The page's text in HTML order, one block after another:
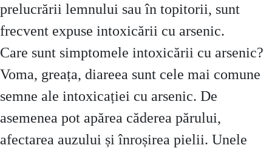
prelucrării lemnului sau în topitorii, sunt
frecvent expuse intoxicării cu arsenic.
Care sunt simptomele intoxicării cu arsenic?
Voma, greața, diareea sunt cele mai comune
semne ale intoxicației cu arsenic. De
asemenea pot apărea căderea părului,
afectarea auzului și înroșirea pielii. Unele